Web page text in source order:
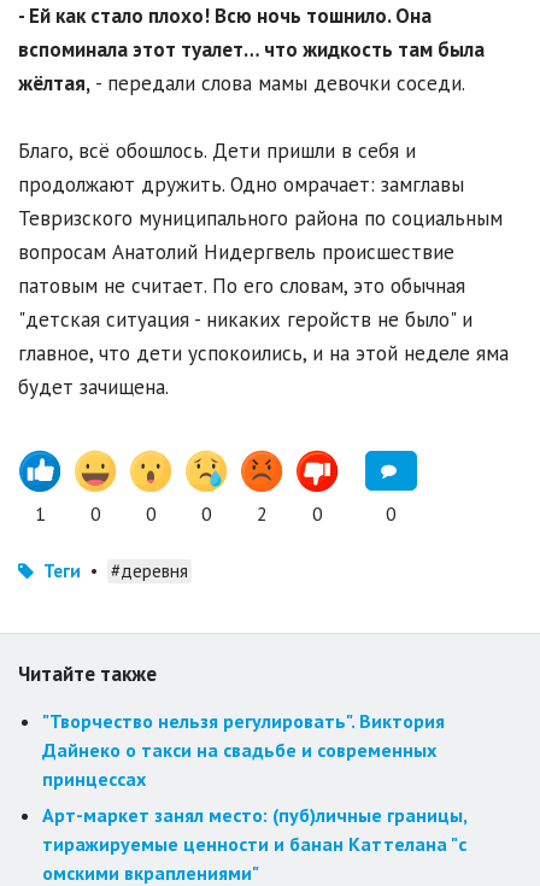
- Ей как стало плохо! Всю ночь тошнило. Она
вспоминала этот туалет… что жидкость там была
жёлтая, - передали слова мамы девочки соседи.
Благо, всё обошлось. Дети пришли в себя и
продолжают дружить. Одно омрачает: замглавы
Тевризского муниципального района по социальным
вопросам Анатолий Нидергвель происшествие
патовым не считает. По его словам, это обычная
"детская ситуация - никаких геройств не было" и
главное, что дети успокоились, и на этой неделе яма
будет зачищена.
1 0 0 0 2 0 0
Теги • #деревня
Читайте также
"Творчество нельзя регулировать". Виктория
Дайнеко о такси на свадьбе и современных
принцессах
Арт-маркет занял место: (пуб)личные границы,
тиражируемые ценности и банан Каттелана "с
омскими вкраплениями"